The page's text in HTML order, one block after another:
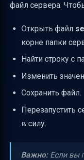
Пример
Как
Полезные
файл сервера.
Открыть файл
корне папки
Найти строку с
Изменить
Сохранить файл.
Перезапустить
в силу.
Важно:Если вы